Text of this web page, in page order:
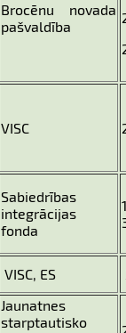
Brocēnu novada
pašvaldība
VISC
Sabiedrības
integrācijas
fonda
VISC, ES
Jaunatnes
starptautisko